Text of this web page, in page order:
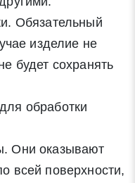
Обязательный
изделие не
будет сохранять
обработки
Они оказывают
всей поверхности,
звонок
Закрыть